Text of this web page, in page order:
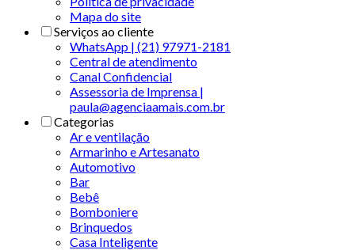
Mapa do site
Serviços ao cliente
WhatsApp | (21) 97971-2181
Central de atendimento
Canal Confidencial
Assessoria de Imprensa |
paula@agenciaamais.com.br
Categorias
Ar e ventilação
Armarinho e Artesanato
Automotivo
Bar
Bebê
Bomboniere
Brinquedos
Casa Inteligente